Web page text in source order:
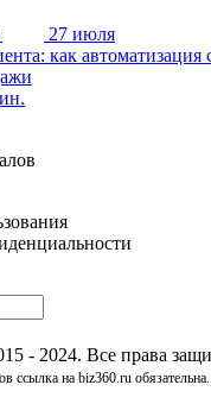
27 июля
как автоматизация
- 2024. Все права
ссылка на biz360.ru обязательна.